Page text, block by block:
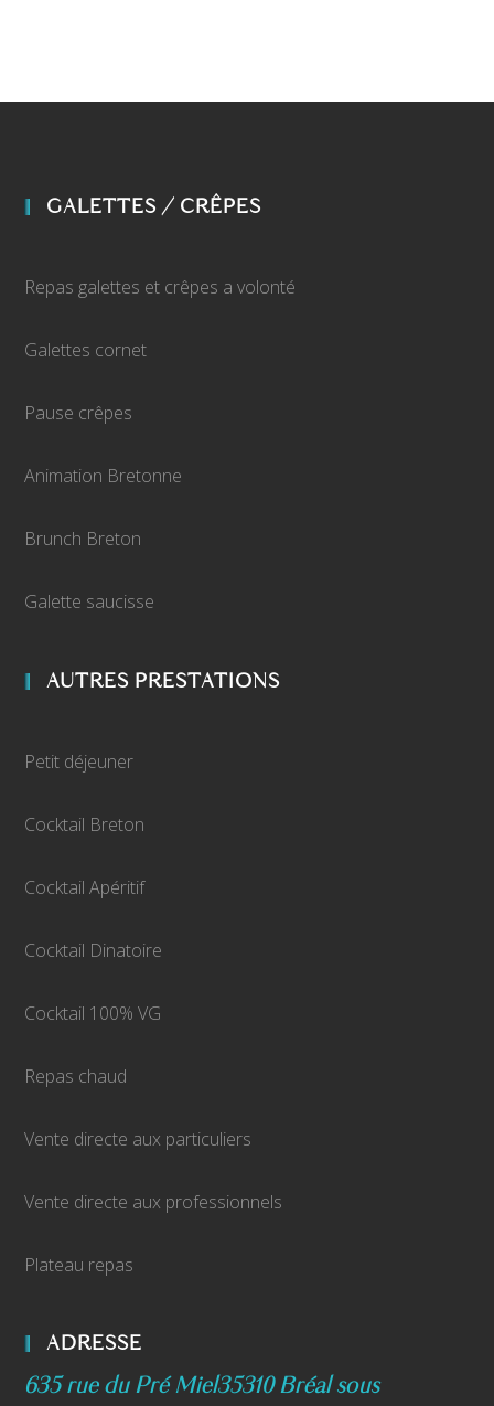
GALETTES / CRÊPES
Repas galettes et crêpes a volonté
Galettes cornet
Pause crêpes
Animation Bretonne
Brunch Breton
Galette saucisse
AUTRES PRESTATIONS
Petit déjeuner
Cocktail Breton
Cocktail Apéritif
Cocktail Dinatoire
Cocktail 100% VG
Repas chaud
Vente directe aux particuliers
Vente directe aux professionnels
Plateau repas
ADRESSE
635 rue du Pré Miel35310 Bréal sous